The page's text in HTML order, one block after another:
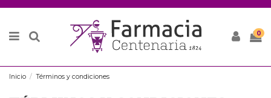
0
Inicio Términos y condiciones